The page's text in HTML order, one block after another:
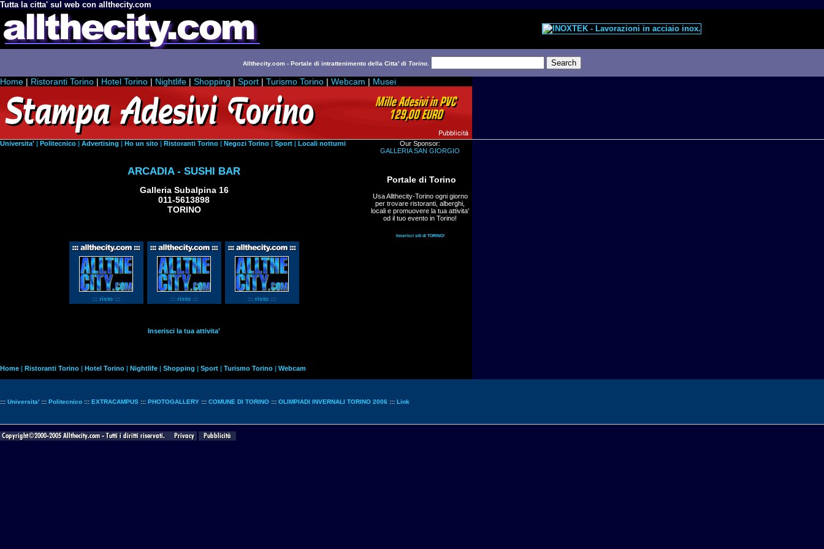
Tutta la citta' sul web con allthecity.com
Allthecity.com - Portale di intrattenimento della Citta' di Torino
Home | Ristoranti Torino | Hotel Torino | Nightlife | Shopping | Sport | Turismo Torino | Webcam | Musei
Universita' | Politecnico | Advertising | Ho un sito | Ristoranti Torino | Negozi Torino | Sport | Locali notturni
Our Sponsor:
GALLERIA SAN GIORGIO
Portale di Torino
Usa Allthecity-Torino ogni giorno
per trovare ristoranti, alberghi,
locali e promuovere la tua attivita'
od il tuo evento in Torino!
Inserisci siti di TORINO!
ARCADIA - SUSHI BAR
Galleria Subalpina 16
011-5613898
TORINO
::: risto ::: ::: risto ::: ::: risto :::
Inserisci la tua attivita'
Home | Ristoranti Torino | Hotel Torino | Nightlife | Shopping | Sport | Turismo Torino | Webcam
::: Universita' ::: Politecnico ::: EXTRACAMPUS ::: PHOTOGALLERY ::: COMUNE DI TORINO ::: OLIMPIADI INVERNALI TORINO 2006 ::: Link